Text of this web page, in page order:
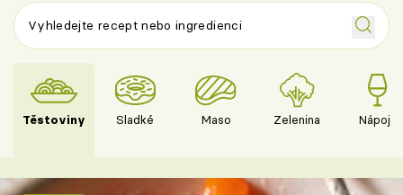
Těstoviny Sladké Maso Zelenina Nápoje